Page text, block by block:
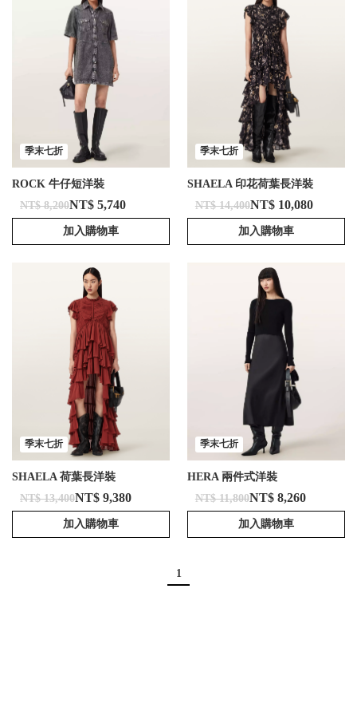
季末七折
ROCK 牛仔短洋裝
NT$ 8,200NT$ 5,740
加入購物車
季末七折
SHAELA 印花荷葉長洋裝
NT$ 14,400NT$ 10,080
加入購物車
季末七折
SHAELA 荷葉長洋裝
NT$ 13,400NT$ 9,380
加入購物車
季末七折
HERA 兩件式洋裝
NT$ 11,800NT$ 8,260
加入購物車
1